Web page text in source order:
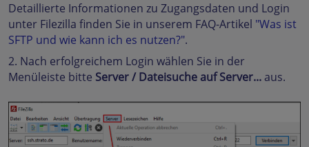
Detaillierte Informationen zu Zugangsdaten und Login
unter Filezilla finden Sie in unserem FAQ-Artikel "Was ist
SFTP und wie kann ich es nutzen?".
2. Nach erfolgreichem Login wählen Sie in der
Menüleiste bitte Server / Dateisuche auf Server... aus.